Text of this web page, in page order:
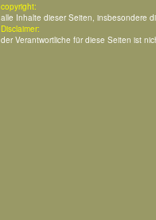
copyright:
alle Inhalte dieser Seiten, insbesondere
Disclaimer:
der Verantwortliche für diese Seiten ist